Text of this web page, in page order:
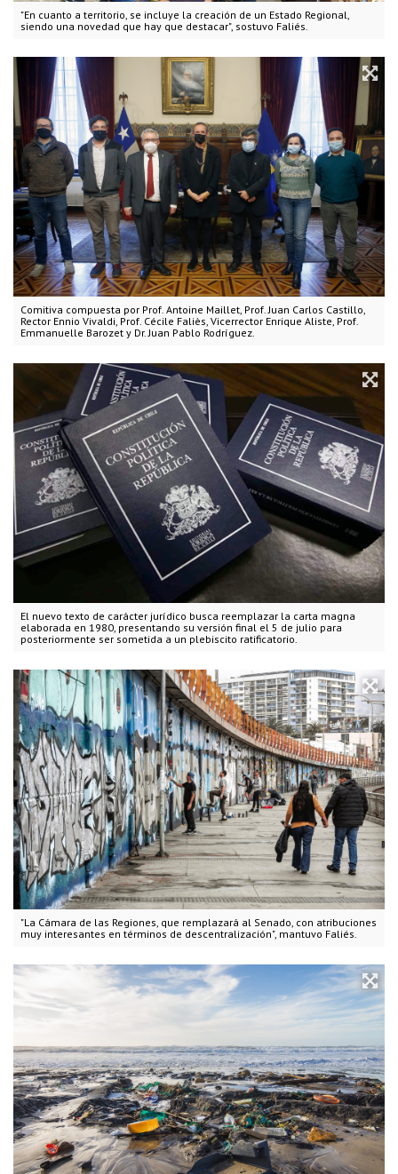
"En cuanto a territorio, se incluye la creación de un Estado Regional,
siendo una novedad que hay que destacar", sostuvo Faliés.
Comitiva compuesta por Prof. Antoine Maillet, Prof. Juan Carlos Castillo,
Rector Ennio Vivaldi, Prof. Cécile Faliès, Vicerrector Enrique Aliste, Prof.
Emmanuelle Barozet y Dr. Juan Pablo Rodríguez.
El nuevo texto de carácter jurídico busca reemplazar la carta magna
elaborada en 1980, presentando su versión final el 5 de julio para
posteriormente ser sometida a un plebiscito ratificatorio.
"La Cámara de las Regiones, que remplazará al Senado, con atribuciones
muy interesantes en términos de descentralización", mantuvo Faliés.